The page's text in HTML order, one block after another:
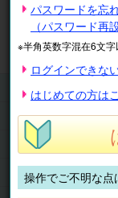
マイページ 注
抽選結果
請
チケット
くらしのサービス
このサイトの使い方
マイページ
パスワードを忘
（パスワード再
※半角英数字混在6文
ログインできな
はじめての方は
操作でご不明な